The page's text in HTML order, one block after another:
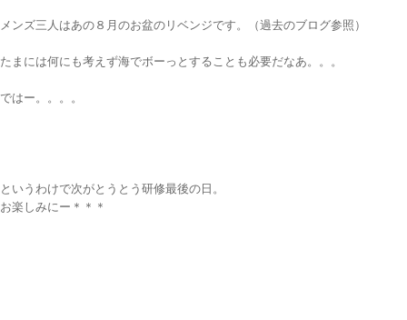
メンズ三人はあの８月のお盆のリベンジです。（過去のブログ参照）
たまには何にも考えず海でボーっとすることも必要だなあ。。。
ではー。。。。
というわけで次がとうとう研修最後の日。
お楽しみにー＊＊＊